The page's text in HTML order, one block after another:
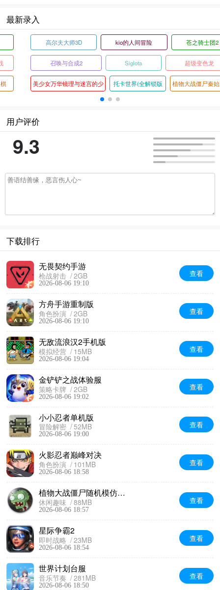
最新录入
基沃托斯大轮盘 俄罗斯漂移模拟器无限金币版
传说之下白菜遭遇战 球球大作战官服 安吉的布娃娃
植物大战僵尸黑西游版 火焰纹章圣魔之光石中文版 炽焰天穹国际服
用户评价
9.3
下载排行
无畏契约手游
枪战射击 2GB
2026-08-06 19:10
查看
方舟手游重制版
角色扮演 2GB
2026-08-06 19:10
查看
无敌流浪汉2手机版
模拟经营 15MB
2026-08-06 19:04
查看
金铲铲之战体验服
策略卡牌 2GB
2026-08-06 19:02
查看
小小忍者单机版
冒险解密 52MB
2026-08-06 19:00
查看
火影忍者巅峰对决
角色扮演 101MB
2026-08-06 18:58
查看
植物大战僵尸随机模仿者版
休闲趣味 88MB
2026-08-06 18:57
查看
星际争霸2
即时战略 23MB
2026-08-06 18:54
查看
世界计划台服
音乐节奏 281MB
2026-08-06 18:50
查看